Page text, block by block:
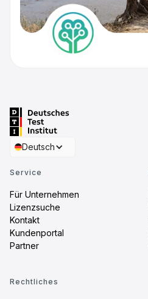
Deutsch
Service
Für Unternehmen
Lizenzsuche
Kontakt
Kundenportal
Partner
Rechtliches